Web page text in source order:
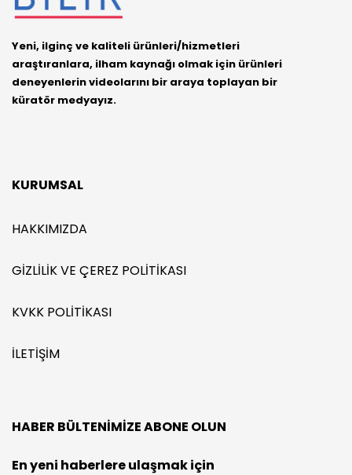
Yeni, ilginç ve kaliteli ürünleri/hizmetleri
araştıranlara, ilham kaynağı olmak için ürünleri
deneyenlerin videolarını bir araya toplayan bir
küratör medyayız.
KURUMSAL
HAKKIMIZDA
GIZLILIK VE ÇEREZ POLITIKASI
KVKK POLITIKASI
İLETIŞIM
HABER BÜLTENIMIZE ABONE OLUN
En yeni haberlere ulaşmak için